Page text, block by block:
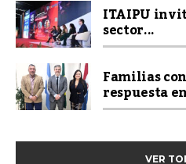
ITAIPU
sector...
Familias
respuesta
VER